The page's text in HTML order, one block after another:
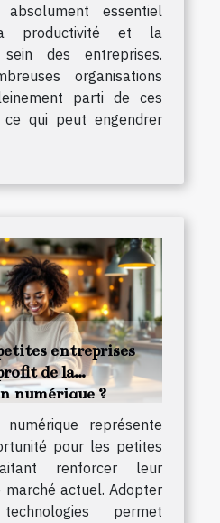
essentiel
productivité et la
des entreprises.
organisations
parti de ces
ce qui peut engendrer
entreprises
de la
numérique ?
représente
pour les petites
renforcer leur
actuel. Adopter
permet